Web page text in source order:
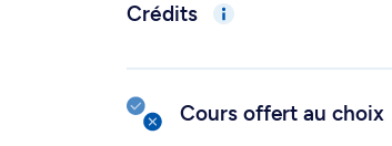
Crédits
Cours offert au choix